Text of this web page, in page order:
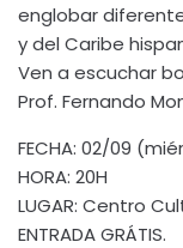
englobar
y del Caribe
Ven a escuchar
Prof. Fernando
FECHA: 02/09
HORA: 20H
LUGAR: Centro
ENTRADA GRÁTIS.